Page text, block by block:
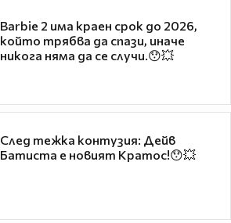
Barbie 2 има краен срок до 2026,
който трябва да спази, иначе
никога няма да се случи.😯💥
След тежка контузия: Дейв
Батиста е новият Кратос!😯💥